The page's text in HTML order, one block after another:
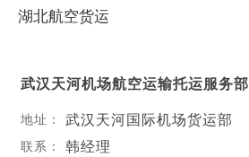
湖北航空货运
武汉天河机场航空运输托运服务部
地址： 武汉天河国际机场货运部
联系： 韩经理